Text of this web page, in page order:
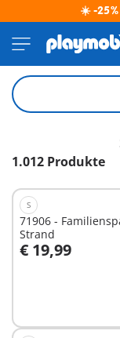
☀️ -
1.012 Produkte
S
71906 -
Strand
€ 19,99
In den Warenkorb